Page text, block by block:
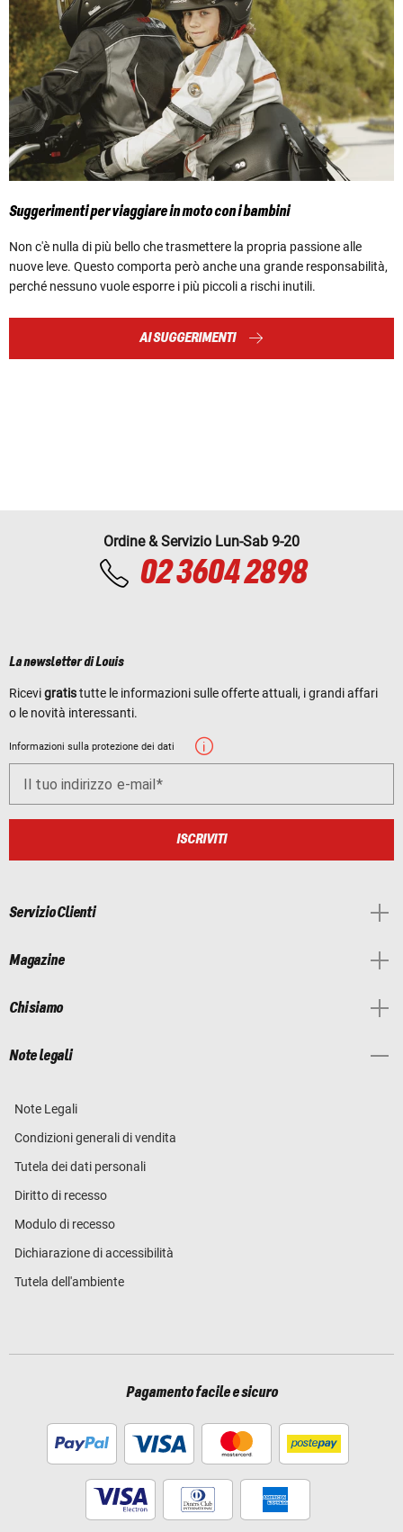
Suggerimenti per viaggiare in moto con i bambini
Non c'è nulla di più bello che trasmettere la propria passione alle
nuove leve. Questo comporta però anche una grande responsabilità,
perché nessuno vuole esporre i più piccoli a rischi inutili.
AI SUGGERIMENTI
Ordine & Servizio Lun-Sab 9-20
02 3604 2898
La newsletter di Louis
Ricevigratistutte le informazioni sulle offerte attuali, i grandi affari
o le novità interessanti.
Informazioni sulla protezione dei dati
Il tuo indirizzo e-mail
ISCRIVITI
Servizio Clienti
Magazine
Chi siamo
Note legali
Note Legali
Condizioni generali di vendita
Tutela dei dati personali
Diritto di recesso
Modulo di recesso
Dichiarazione di accessibilità
Tutela dell'ambiente
Pagamento facile e sicuro